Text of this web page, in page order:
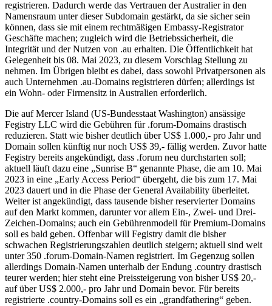
registrieren. Dadurch werde das Vertrauen der Australier in den
Namensraum unter dieser Subdomain gestärkt, da sie sicher sein
können, dass sie mit einem rechtmäßigen Embassy-Registrator
Geschäfte machen; zugleich wird die Betriebssicherheit, die
Integrität und der Nutzen von .au erhalten. Die Öffentlichkeit hat
Gelegenheit bis 08. Mai 2023, zu diesem Vorschlag Stellung zu
nehmen. Im Übrigen bleibt es dabei, dass sowohl Privatpersonen als
auch Unternehmen .au-Domains registrieren dürfen; allerdings ist
ein Wohn- oder Firmensitz in Australien erforderlich.
Die auf Mercer Island (US-Bundesstaat Washington) ansässige
Fegistry LLC wird die Gebühren für .forum-Domains drastisch
reduzieren. Statt wie bisher deutlich über US$ 1.000,- pro Jahr und
Domain sollen künftig nur noch US$ 39,- fällig werden. Zuvor hatte
Fegistry bereits angekündigt, dass .forum neu durchstarten soll;
aktuell läuft dazu eine „Sunrise B“ genannte Phase, die am 10. Mai
2023 in eine „Early Access Period“ übergeht, die bis zum 17. Mai
2023 dauert und in die Phase der General Availability überleitet.
Weiter ist angekündigt, dass tausende bisher reservierter Domains
auf den Markt kommen, darunter vor allem Ein-, Zwei- und Drei-
Zeichen-Domains; auch ein Gebührenmodell für Premium-Domains
soll es bald geben. Offenbar will Fegistry damit die bisher
schwachen Registrierungszahlen deutlich steigern; aktuell sind weit
unter 350 .forum-Domain-Namen registriert. Im Gegenzug sollen
allerdings Domain-Namen unterhalb der Endung .country drastisch
teurer werden; hier steht eine Preissteigerung von bisher US$ 20,-
auf über US$ 2.000,- pro Jahr und Domain bevor. Für bereits
registrierte .country-Domains soll es ein „grandfathering“ geben.